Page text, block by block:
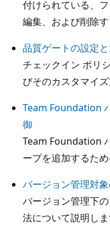
付けられている、
編集、および削除
品質ゲートの設定
チェックイン ポリ
びそのカスタマイ
Team Foundation
御
Team Foundation
ープを追加するた
バージョン管理対
バージョン管理下
法について説明しま